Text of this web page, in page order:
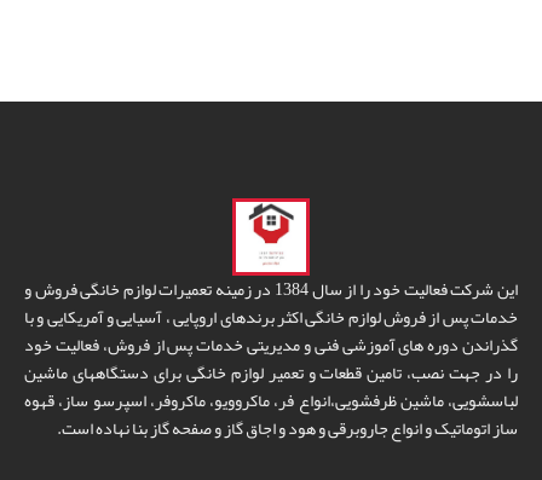
این شرکت فعالیت خود را از سال 1384 در زمینه تعمیرات لوازم خانگی فروش و
خدمات پس از فروش لوازم خانگی اکثر برندهای اروپایی ، آسیایی و آمریکایی و با
گذراندن دوره های آموزشی فنی و مدیریتی خدمات پس از فروش، فعالیت خود
را در جهت نصب، تامین قطعات و تعمیر لوازم خانگی برای دستگاههای ماشین
لباسشویی، ماشین ظرفشویی،انواع فر، ماکروویو، ماکروفر، اسپرسو ساز، قهوه
ساز اتوماتیک و انواع جاروبرقی و هود و اجاق گاز و صفحه گاز بنا نهاده است.